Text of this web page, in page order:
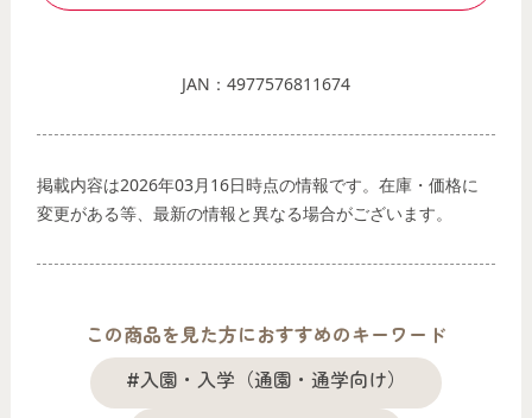
JAN：4977576811674
掲載内容は2026年03月16日時点の情報です。在庫・価格に
変更がある等、最新の情報と異なる場合がございます。
この商品を見た方におすすめのキーワード
#入園・入学（通園・通学向け）